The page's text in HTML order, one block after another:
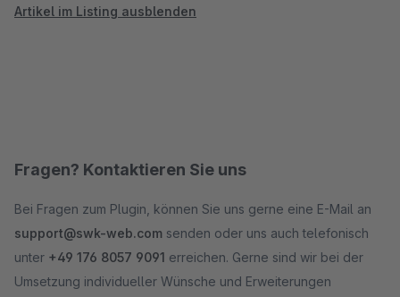
Artikel im Listing ausblenden
Fragen? Kontaktieren Sie uns
Bei Fragen zum Plugin, können Sie uns gerne eine E-Mail an
support@swk-web.com senden oder uns auch telefonisch
unter +49 176 8057 9091 erreichen. Gerne sind wir bei der
Umsetzung individueller Wünsche und Erweiterungen